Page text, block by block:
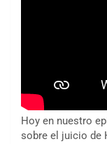
Hoy en nuestro
sobre el juicio de